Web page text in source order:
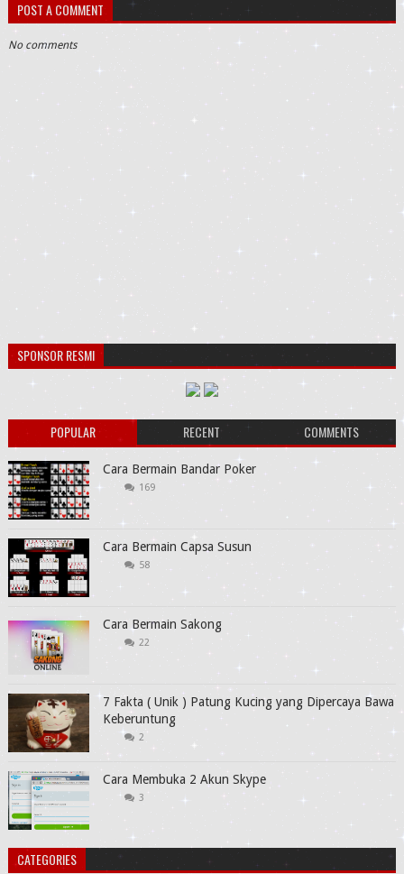
POST A COMMENT
No comments
SPONSOR RESMI
POPULAR RECENT COMMENTS
Cara Bermain Bandar Poker
169
Cara Bermain Capsa Susun
58
Cara Bermain Sakong
22
7 Fakta ( Unik ) Patung Kucing yang Dipercaya Bawa
Keberuntung
2
Cara Membuka 2 Akun Skype
3
CATEGORIES